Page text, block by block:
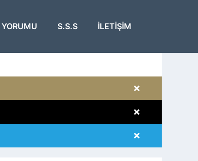
S.S.S İLETIŞIM
×
×
×